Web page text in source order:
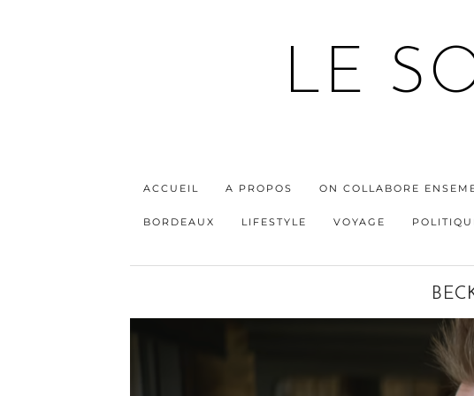
LE
ACCUEIL A PROPOS ON COLLABORE
BORDEAUX LIFESTYLE VOYAGE